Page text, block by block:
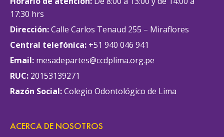
17:30 hrs
Dirección:Calle Carlos Tenaud 255 – Miraflores
Central telefónica: +51 940 046 941
Email: mesadepartes@ccdplima.org.pe
RUC: 20153139271
Razón Social:Colegio Odontológico de Lima
ACERCA DE NOSOTROS